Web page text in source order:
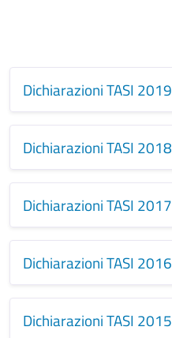
Dichiarazioni TASI 2019
Dichiarazioni TASI 2018
Dichiarazioni TASI 2017
Dichiarazioni TASI 2016
Dichiarazioni TASI 2015